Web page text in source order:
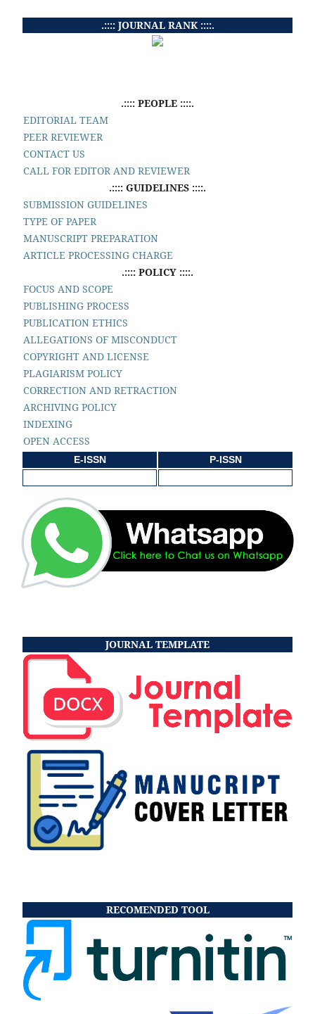
.:::: JOURNAL RANK ::::.
.:::: PEOPLE ::::.
EDITORIAL TEAM
PEER REVIEWER
CONTACT US
CALL FOR EDITOR AND REVIEWER
.:::: GUIDELINES ::::.
SUBMISSION GUIDELINES
TYPE OF PAPER
MANUSCRIPT PREPARATION
ARTICLE PROCESSING CHARGE
.:::: POLICY ::::.
FOCUS AND SCOPE
PUBLISHING PROCESS
PUBLICATION ETHICS
ALLEGATIONS OF MISCONDUCT
COPYRIGHT AND LICENSE
PLAGIARISM POLICY
CORRECTION AND RETRACTION
ARCHIVING POLICY
INDEXING
OPEN ACCESS
E-ISSN P-ISSN
JOURNAL TEMPLATE
RECOMENDED TOOL